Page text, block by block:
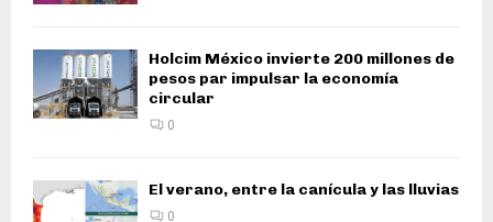
Holcim México invierte 200 millones de
pesos par impulsar la economía
circular
0
El verano, entre la canícula y las lluvias
0